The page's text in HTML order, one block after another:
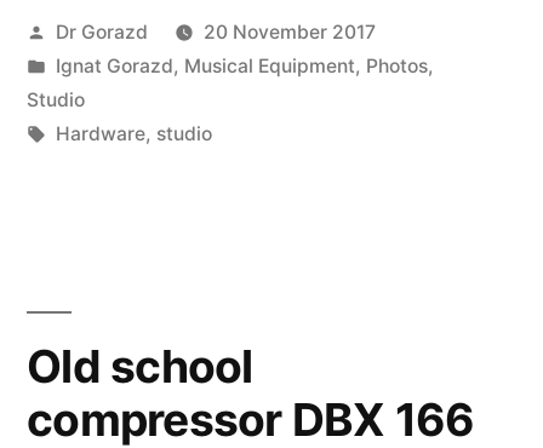
Posted
by
Dr Gorazd
20 November 2017
Posted
in
Ignat Gorazd, Musical Equipment, Photos,
Studio
Tags:
Hardware, studio
Old school
compressor DBX 166